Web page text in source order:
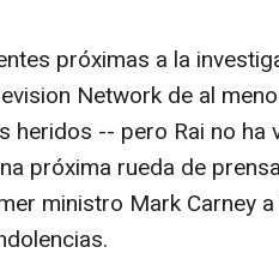
próximas a la
Network de al
heridos -- pero Rai no
próxima rueda de
ministro Mark Carney